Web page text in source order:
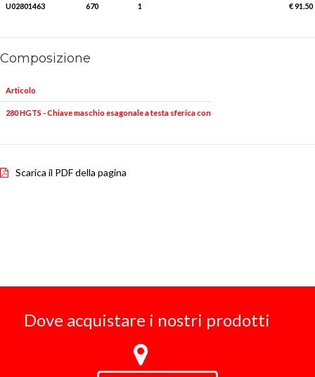
U02801463 670 1 € 91.50
Composizione
Articolo
280 HGTS - Chiave maschio esagonale a testa sferica con impugnatura bimateriale
Scarica il PDF della pagina
Dove acquistare i nostri prodotti